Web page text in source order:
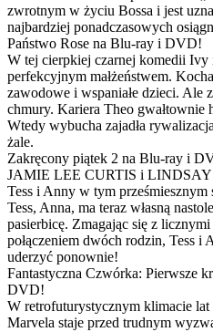
zwrotnym w życiu Bossa i jest
najbardziej ponadczasowych
Państwo Rose na Blu-ray i DVD!
W tej cierpkiej czarnej komedii Ivy
perfekcyjnym małżeństwem.
zawodowe i wspaniałe dzieci. Ale
chmury. Kariera Theo gwałtownie
Wtedy wybucha zajadła
żale.
Zakręcony piątek 2 na Blu-ray i
JAMIE LEE CURTIS i
Tess i Anny w tym
Tess, Anna, ma teraz własną
pasierbicę. Zmagając się z
połączeniem dwóch rodzin, Tess i
uderzyć ponownie!
Fantastyczna Czwórka: Pierwsze
DVD!
W retrofuturystycznym klimacie
Marvela staje przed trudnym